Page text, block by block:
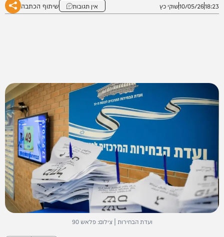
18:23
10/05/26שוקי כץ אין תגובות שיתוף הכתבה
ועדת הבחירות | צילום: פלאש 90